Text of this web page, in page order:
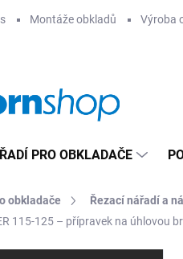
Montáže obkladů Výroba
PRO OBKLADAČE
obkladače Řezací nářadí a
115-125 – přípravek na úhlovou